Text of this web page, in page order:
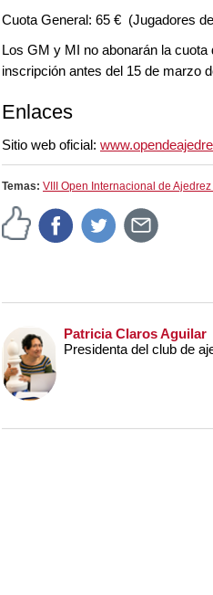
Cuota General: 65 € (Jugadores
Los GM y MI no abonarán la
inscripción antes del 15 de marzo
Enlaces
Sitio web oficial:
Temas: VIII Open Internacional de
Patricia Claros Aguilar
Presidenta del club de